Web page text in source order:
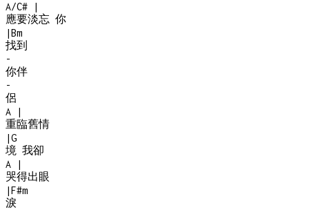
A/C#
|
應要淡忘 你
|Bm
找到
-
你伴
-
侶
A
|
重臨舊情
|G
境 我卻
A
|
哭得出眼
|F#m
淚